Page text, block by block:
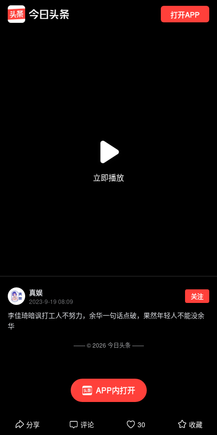
打开APP
APP内打开
真娱
2023-9-19 08:09
关注
李佳琦暗讽打工人不努力，余华一句话点破，果然年轻人不能没余
华
分享 评论 30 收藏
—— ©2026 今日头条——